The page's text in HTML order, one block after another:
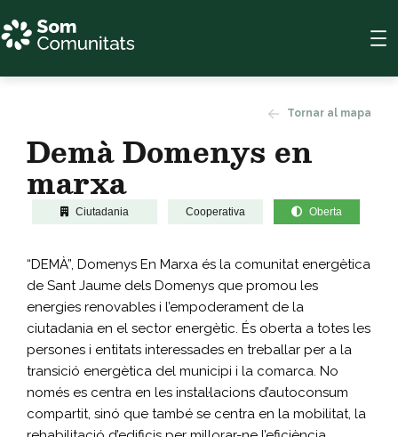
Tornar al mapa
Demà Domenys en
marxa
Ciutadania Cooperativa Oberta
“DEMÀ”, Domenys En Marxa és la comunitat energètica
de Sant Jaume dels Domenys que promou les
energies renovables i l’empoderament de la
ciutadania en el sector energètic. És oberta a totes les
persones i entitats interessades en treballar per a la
transició energètica del municipi i la comarca. No
només es centra en les instal·lacions d’autoconsum
compartit, sinó que també se centra en la mobilitat, la